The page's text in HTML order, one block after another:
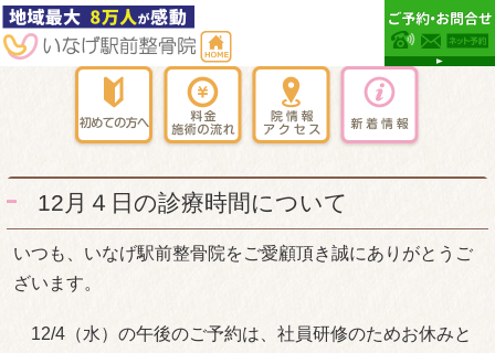
12月４日の診療時間について
いつも、いなげ駅前整骨院をご愛顧頂き誠にありがとうご
ざいます。
12/4（水）の午後のご予約は、社員研修のためお休みと